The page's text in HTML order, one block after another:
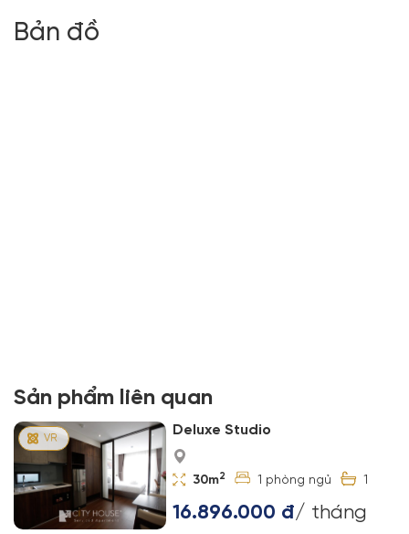
Bản đồ
Sản phẩm liên quan
Deluxe Studio
30m2 1 1
16.896.000 đ/ tháng